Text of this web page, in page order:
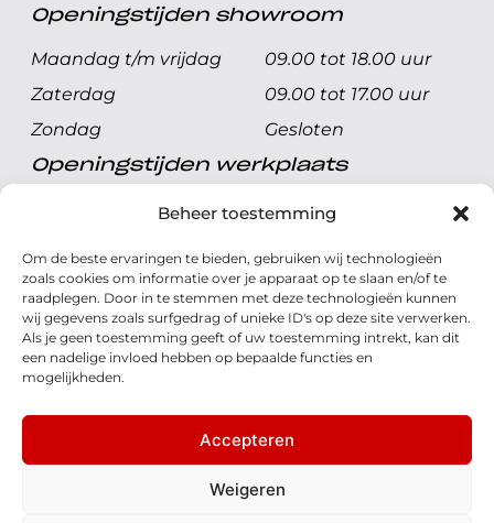
Beheer toestemming
Om de beste ervaringen te bieden, gebruiken wij technologieën
zoals cookies om informatie over je apparaat op te slaan en/of te
raadplegen. Door in te stemmen met deze technologieën kunnen
wij gegevens zoals surfgedrag of unieke ID's op deze site verwerken.
Als je geen toestemming geeft of uw toestemming intrekt, kan dit
een nadelige invloed hebben op bepaalde functies en
mogelijkheden.
Accepteren
Weigeren
Openingstijden showroom
Maandag t/m vrijdag
09.00 tot 18.00 uur
Zaterdag
09.00 tot 17.00 uur
Zondag
Gesloten
Openingstijden werkplaats
Maandag t/m vrijdag
08.00 tot 17.00 uur
Zondag
Gesloten
Volg ons
© 2026 - Honda Welman